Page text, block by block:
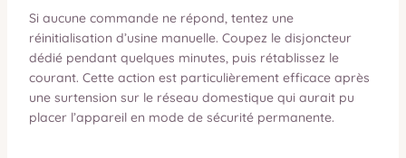
Si aucune commande ne répond, tentez une
réinitialisation d’usine manuelle. Coupez le disjoncteur
dédié pendant quelques minutes, puis rétablissez le
courant. Cette action est particulièrement efficace après
une surtension sur le réseau domestique qui aurait pu
placer l’appareil en mode de sécurité permanente.